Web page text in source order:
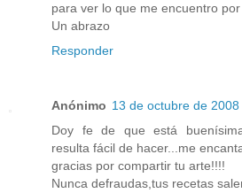
para ver lo que me encuentro
Un abrazo
Responder
Anónimo 13 de octubre de
Doy fe de que está
resulta fácil de hacer...me
gracias por compartir tu arte!!!!
Nunca defraudas,tus recetas